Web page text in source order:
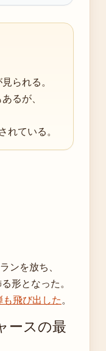
られる。
あるが、
ている。
ンを放ち、
形となった。
飛び出した。
ースの最